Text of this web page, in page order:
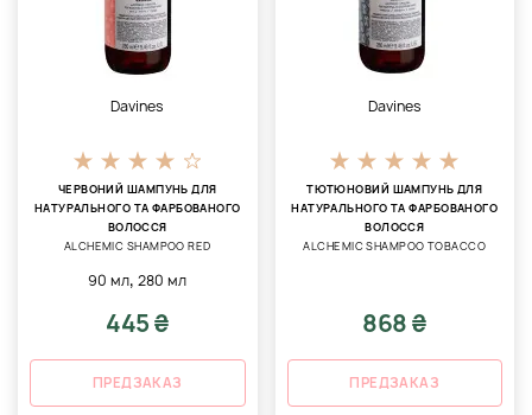
Davines
ЧЕРВОНИЙ ШАМПУНЬ ДЛЯ
НАТУРАЛЬНОГО ТА ФАРБОВАНОГО
ВОЛОССЯ
ALCHEMIC SHAMPOO RED
90 мл,280 мл
445 ₴
ПРЕДЗАКАЗ
Davines
ТЮТЮНОВИЙ ШАМПУНЬ ДЛЯ
НАТУРАЛЬНОГО ТА ФАРБОВАНОГО
ВОЛОССЯ
ALCHEMIC SHAMPOO TOBACCO
868 ₴
ПРЕДЗАКАЗ